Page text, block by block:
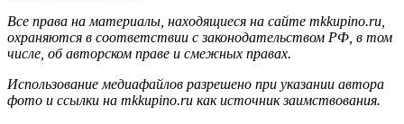
Все права на материалы, находящиеся на сайте mkkupino.ru,
охраняются в соответствии с законодательством РФ, в том
числе, об авторском праве и смежных правах.
Использование медиафайлов разрешено при указании автора
фото и ссылки на mkkupino.ru как источник заимствования.